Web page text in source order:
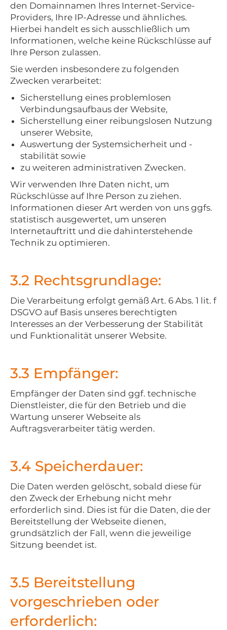
den Domainnamen Ihres Internet-Service-
Providers, Ihre IP-Adresse und ähnliches.
Hierbei handelt es sich ausschließlich um
Informationen, welche keine Rückschlüsse auf
Ihre Person zulassen.
Sie werden insbesondere zu folgenden
Zwecken verarbeitet:
Sicherstellung eines problemlosen
Verbindungsaufbaus der Website,
Sicherstellung einer reibungslosen Nutzung
unserer Website,
Auswertung der Systemsicherheit und -
stabilität sowie
zu weiteren administrativen Zwecken.
Wir verwenden Ihre Daten nicht, um
Rückschlüsse auf Ihre Person zu ziehen.
Informationen dieser Art werden von uns ggfs.
statistisch ausgewertet, um unseren
Internetauftritt und die dahinterstehende
Technik zu optimieren.
3.2 Rechtsgrundlage:
Die Verarbeitung erfolgt gemäß Art. 6 Abs. 1 lit. f
DSGVO auf Basis unseres berechtigten
Interesses an der Verbesserung der Stabilität
und Funktionalität unserer Website.
3.3 Empfänger:
Empfänger der Daten sind ggf. technische
Dienstleister, die für den Betrieb und die
Wartung unserer Webseite als
Auftragsverarbeiter tätig werden.
3.4 Speicherdauer:
Die Daten werden gelöscht, sobald diese für
den Zweck der Erhebung nicht mehr
erforderlich sind. Dies ist für die Daten, die der
Bereitstellung der Webseite dienen,
grundsätzlich der Fall, wenn die jeweilige
Sitzung beendet ist.
3.5 Bereitstellung
vorgeschrieben oder
erforderlich: